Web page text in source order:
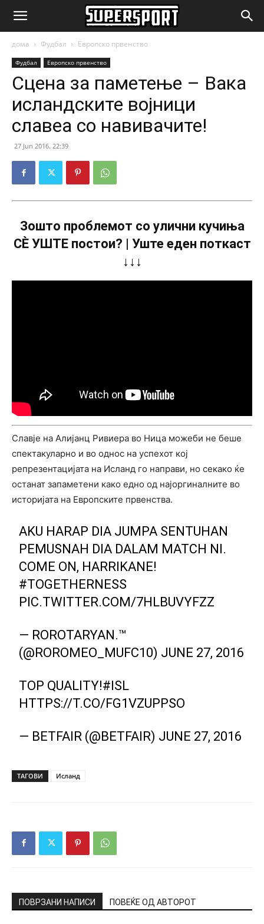
SuperSport.mk
дома Фудбал Европско првенство
Фудбал Европско првенство
Сцена за паметење – Вака
исландските војници
славеа со навивачите!
27 Jun 2016. 22:39
Зошто проблемот со улични кучиња
СÈ УШТЕ постои? | Уште еден поткаст
↓↓↓
Славје на Алијанц Ривиера во Ница можеби не беше
спектакуларно и во однос на успехот кој
репрезентацијата на Исланд го направи, но секако ќе
останат запаметени како едно од најоргиналните во
историјата на Европските првенства.
AKU HARAP DIA JUMPA SENTUHAN
PEMUSNAH DIA DALAM MATCH NI.
COME ON, HARRIKANE!
#TOGETHERNESS
PIC.TWITTER.COM/7HLBUVYFZZ
— ROROTARYAN.™
(@ROROMEO_MUFC10) JUNE 27, 2016
TOP QUALITY!#ISL
HTTPS://T.CO/FG1VZUPPSO
— BETFAIR (@BETFAIR) JUNE 27, 2016
ТАГОВИ Исланд
ПОВРЗАНИ НАПИСИ ПОВЕЌЕ ОД АВТОРОТ